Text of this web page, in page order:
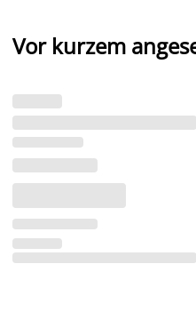
Vor kurzem